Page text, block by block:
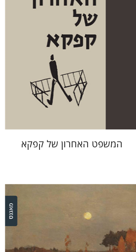
הנחת אתר ספר מודפס
$42
$38
המשפט האחרון של קפקא‎
דינה ברדיצ'בסקי